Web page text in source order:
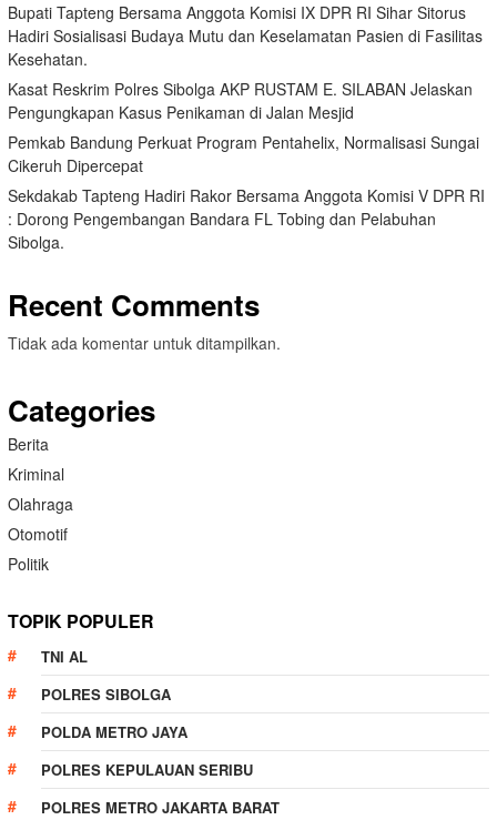
Bupati Tapteng Bersama Anggota Komisi IX DPR RI Sihar Sitorus
Hadiri Sosialisasi Budaya Mutu dan Keselamatan Pasien di Fasilitas
Kesehatan.
Kasat Reskrim Polres Sibolga AKP RUSTAM E. SILABAN Jelaskan
Pengungkapan Kasus Penikaman di Jalan Mesjid
Pemkab Bandung Perkuat Program Pentahelix, Normalisasi Sungai
Cikeruh Dipercepat
Sekdakab Tapteng Hadiri Rakor Bersama Anggota Komisi V DPR RI
: Dorong Pengembangan Bandara FL Tobing dan Pelabuhan
Sibolga.
Recent Comments
Tidak ada komentar untuk ditampilkan.
Categories
Berita
Kriminal
Olahraga
Otomotif
Politik
TOPIK POPULER
TNI AL
POLRES SIBOLGA
POLDA METRO JAYA
POLRES KEPULAUAN SERIBU
POLRES METRO JAKARTA BARAT